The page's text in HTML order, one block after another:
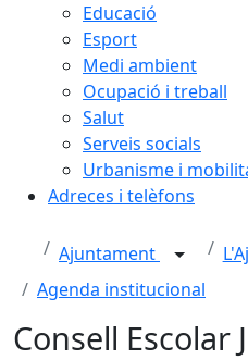
Educació
Esport
Medi ambient
Ocupació i treball
Salut
Serveis socials
Urbanisme i
Adreces i telèfons
Ajuntament
Agenda institucional
Consell Escolar